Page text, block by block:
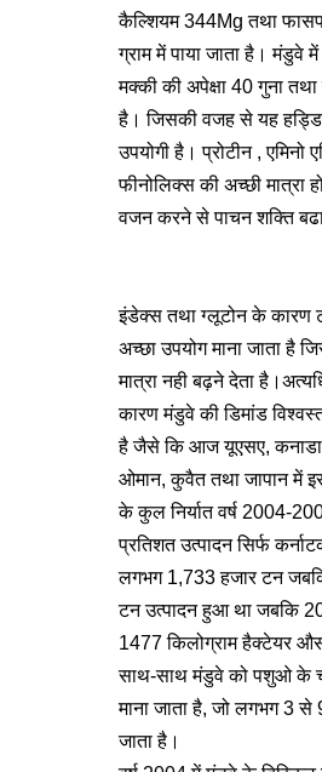
कैल्शियम 344Mg तथा
ग्राम में पाया जाता है। मंडुवे
मक्की की अपेक्षा 40 गुना तथा
है। जिसकी वजह से यह
उपयोगी है। प्रोटीन , एमिनो
फीनोलिक्स की अच्छी मात्रा
वजन करने से पाचन शक्ति
इंडेक्स तथा ग्लूटोन के कारण
अच्छा उपयोग माना जाता है
मात्रा नही बढ़ने देता
कारण मंडुवे की डिमांड
है जैसे कि आज यूएसए, कनाडा,
ओमान, कुवैत तथा जापान में
के कुल निर्यात वर्ष 2004-
प्रतिशत उत्पादन सिर्फ
लगभग 1,733 हजार टन
टन उत्पादन हुआ था जबकि
1477 किलोग्राम हैक्टेयर
साथ-साथ मंडुवे को पशुओ के
माना जाता है, जो लगभग 3
जाता है।